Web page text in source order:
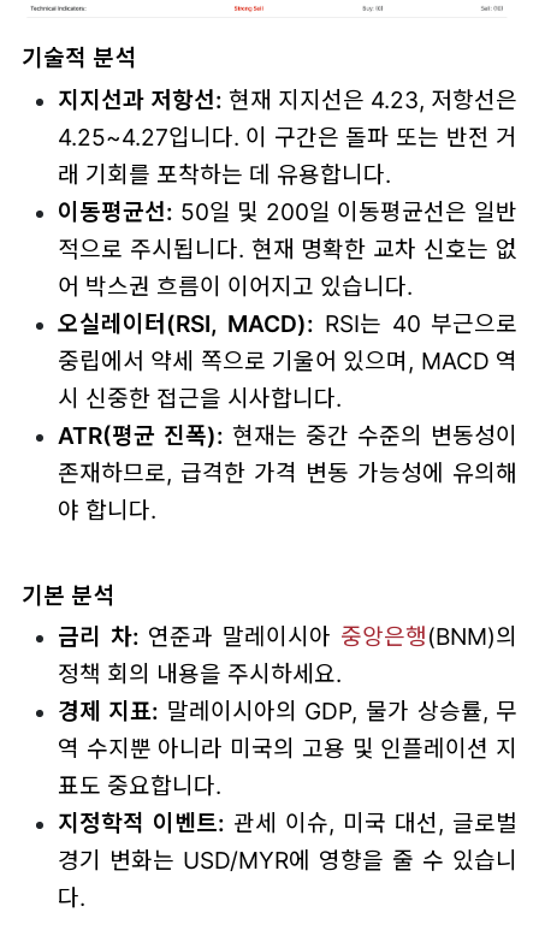
기술적 분석
지지선과 저항선: 현재 지지선은 4.23, 저항선은
4.25~4.27입니다. 이 구간은 돌파 또는 반전 거
래 기회를 포착하는 데 유용합니다.
이동평균선: 50일 및 200일 이동평균선은 일반
적으로 주시됩니다. 현재 명확한 교차 신호는 없
어 박스권 흐름이 이어지고 있습니다.
오실레이터(RSI, MACD): RSI는 40 부근으로
중립에서 약세 쪽으로 기울어 있으며, MACD 역
시 신중한 접근을 시사합니다.
ATR(평균 진폭): 현재는 중간 수준의 변동성이
존재하므로, 급격한 가격 변동 가능성에 유의해
야 합니다.
기본 분석
금리 차: 연준과 말레이시아 중앙은행(BNM)의
정책 회의 내용을 주시하세요.
경제 지표: 말레이시아의 GDP, 물가 상승률, 무
역 수지뿐 아니라 미국의 고용 및 인플레이션 지
표도 중요합니다.
지정학적 이벤트: 관세 이슈, 미국 대선, 글로벌
경기 변화는 USD/MYR에 영향을 줄 수 있습니
다.